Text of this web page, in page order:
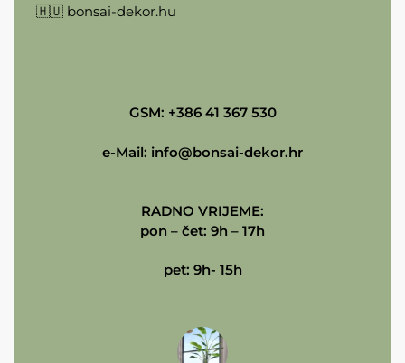
🇭🇺 bonsai-dekor.hu
GSM: +386 41 367 530
e-Mail: info@bonsai-dekor.hr
RADNO VRIJEME:
pon – čet: 9h – 17h
pet: 9h- 15h